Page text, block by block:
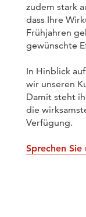
zudem stark
dass Ihre
Frühjahren
gewünschte
In Hinblick
wir unseren
Damit steht
die
Verfügung.
Sprechen